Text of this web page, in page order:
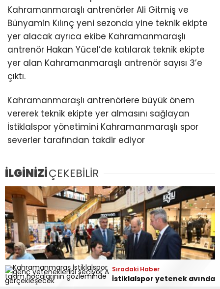
Sıradaki Haber
İstiklalspor yetenek avında
Kahramanmaraşlı antrenörler Ali Gitmiş ve
Bünyamin Kılınç yeni sezonda yine teknik ekipte
yer alacak ayrıca ekibe Kahramanmaraşlı
antrenör Hakan Yücel’de katılarak teknik ekipte
yer alan Kahramanmaraşlı antrenör sayısı 3’e
çıktı.
Kahramanmaraşlı antrenörlere büyük önem
vererek teknik ekipte yer almasını sağlayan
İstiklalspor yönetimini Kahramanmaraşlı spor
severler tarafından takdir ediyor
İLGİNİZİÇEKEBİLİR